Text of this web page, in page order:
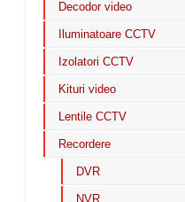
Decodor video
Iluminatoare CCTV
Izolatori CCTV
Kituri video
Lentile CCTV
Recordere
DVR
NVR